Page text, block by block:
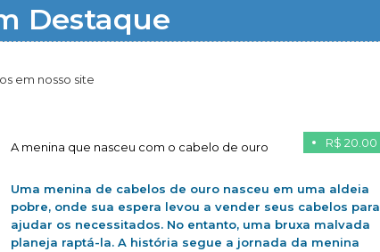
Destaque
em nosso site
R$ 20.00
A menina que nasceu com o cabelo de ouro
Uma menina de cabelos de ouro nasceu em uma aldeia
pobre, onde sua espera levou a vender seus cabelos para
ajudar os necessitados. No entanto, uma bruxa malvada
planeja raptá-la. A história segue a jornada da menina